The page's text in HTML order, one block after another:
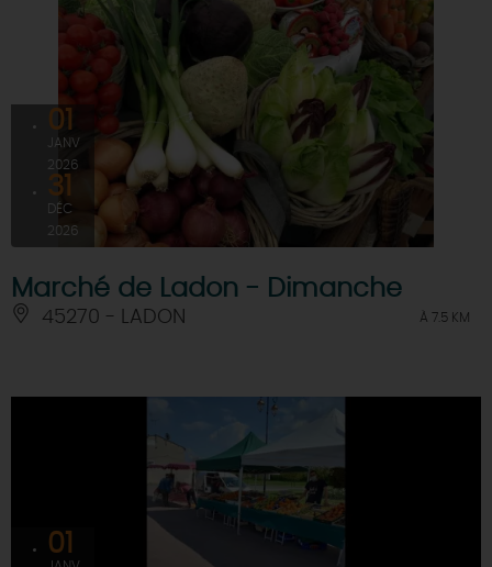
01
JANV
2026
31
DÉC
2026
Marché de Ladon - Dimanche
45270 - LADON À 7.5 KM
01